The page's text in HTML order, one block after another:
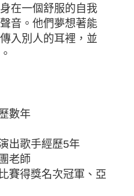
在一個舒服的自我
音。他們夢想著能
入別人的耳裡，並
數年
出歌手經歷5年
老師
賽得獎名次冠軍、亞